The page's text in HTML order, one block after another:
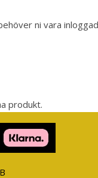
ni vara
produkt.